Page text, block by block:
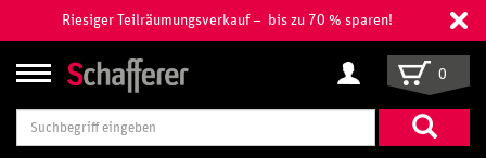
Riesiger Teilräumungsverkauf – bis zu 70 % sparen!
Suchbegriff
eingeben
0